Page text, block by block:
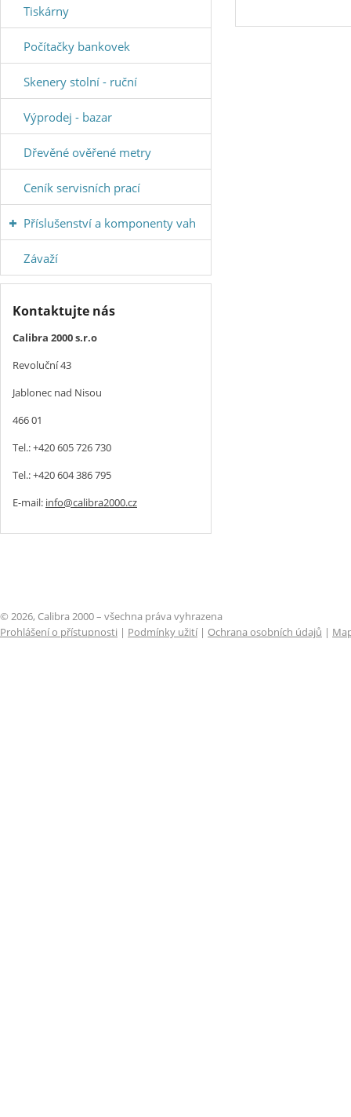
Tiskárny
Počítačky bankovek
Skenery stolní - ruční
Výprodej - bazar
Dřevěné ověřené metry
Ceník servisních prací
Příslušenství a komponenty vah
Závaží
Kontaktujte nás
Calibra 2000 s.r.o
Revoluční 43
Jablonec nad Nisou
466 01
Tel.: +420 605 726 730
Tel.: +420 604 386 795
E-mail: info@calibra2000.cz
© 2026, Calibra 2000 – všechna práva vyhrazena
Prohlášení o přístupnosti | Podmínky užití| Ochrana osobních údajů |